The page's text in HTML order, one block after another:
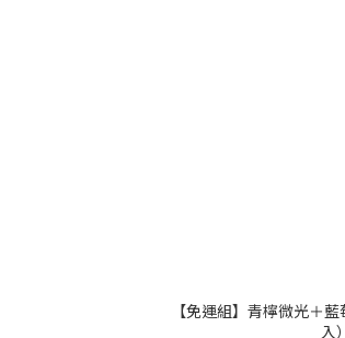
【免運組】青檸微光＋
入）